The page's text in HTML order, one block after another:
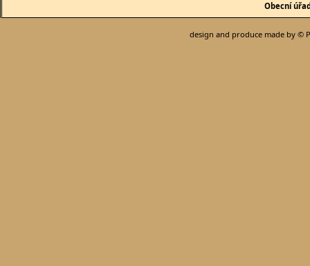
Obecní
design and produce made by ©